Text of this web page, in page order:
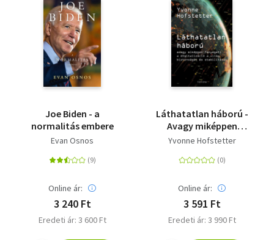
Joe Biden - a
normalitás embere
Evan Osnos
Online ár:
3 240 Ft
Eredeti ár: 3 600 Ft
Láthatatlan háború -
Avagy miképpen
fenyegeti a
biztonságát és
Yvonne Hofstetter
Online ár:
3 591 Ft
Eredeti ár: 3 990 Ft